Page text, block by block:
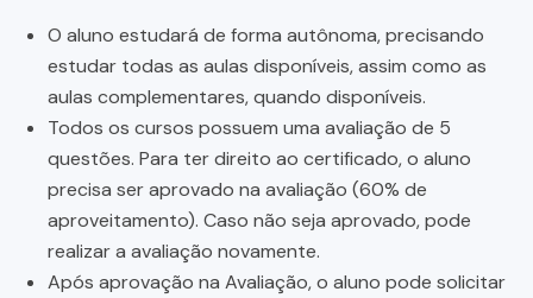
O aluno estudará de forma autônoma, precisando
estudar todas as aulas disponíveis, assim como as
aulas complementares, quando disponíveis.
Todos os cursos possuem uma avaliação de 5
questões. Para ter direito ao certificado, o aluno
precisa ser aprovado na avaliação (60% de
aproveitamento). Caso não seja aprovado, pode
realizar a avaliação novamente.
Após aprovação na Avaliação, o aluno pode solicitar